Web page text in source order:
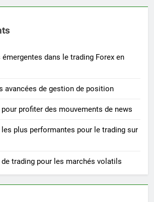
émergentes dans le trading Forex en
avancées de gestion de position
profiter des mouvements de news
plus performantes pour le trading sur
trading pour les marchés volatils